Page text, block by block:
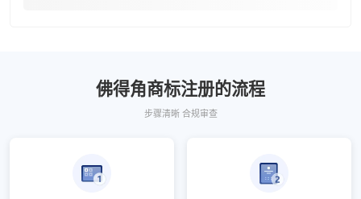
佛得角商标注册的流程
步骤清晰 合规审查